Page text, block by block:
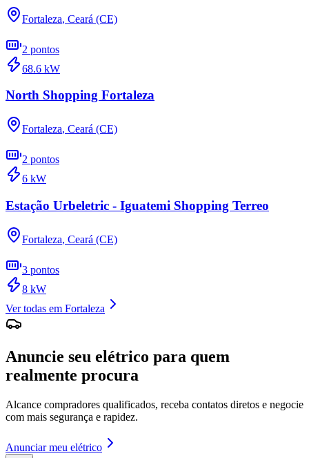
Fortaleza, Ceará (CE)
2 pontos
68.6 kW
North Shopping Fortaleza
Fortaleza, Ceará (CE)
2 pontos
6 kW
Estação Urbeletric - Iguatemi Shopping Terreo
Fortaleza, Ceará (CE)
3 pontos
8 kW
Ver todas em Fortaleza
Anuncie seu elétrico para quem
realmente procura
Alcance compradores qualificados, receba contatos diretos e negocie
com mais segurança e rapidez.
Anunciar meu elétrico